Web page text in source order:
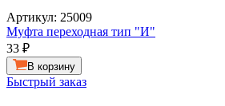
Артикул: 25009
Муфта переходная тип "И"
33 ₽
В корзину
Быстрый заказ